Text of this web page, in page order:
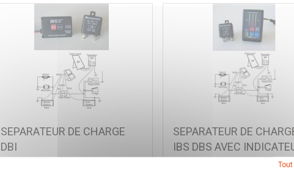
SEPARATEUR DE CHARGE
DBI
SEPARATEUR DE
IBS DBS AVEC